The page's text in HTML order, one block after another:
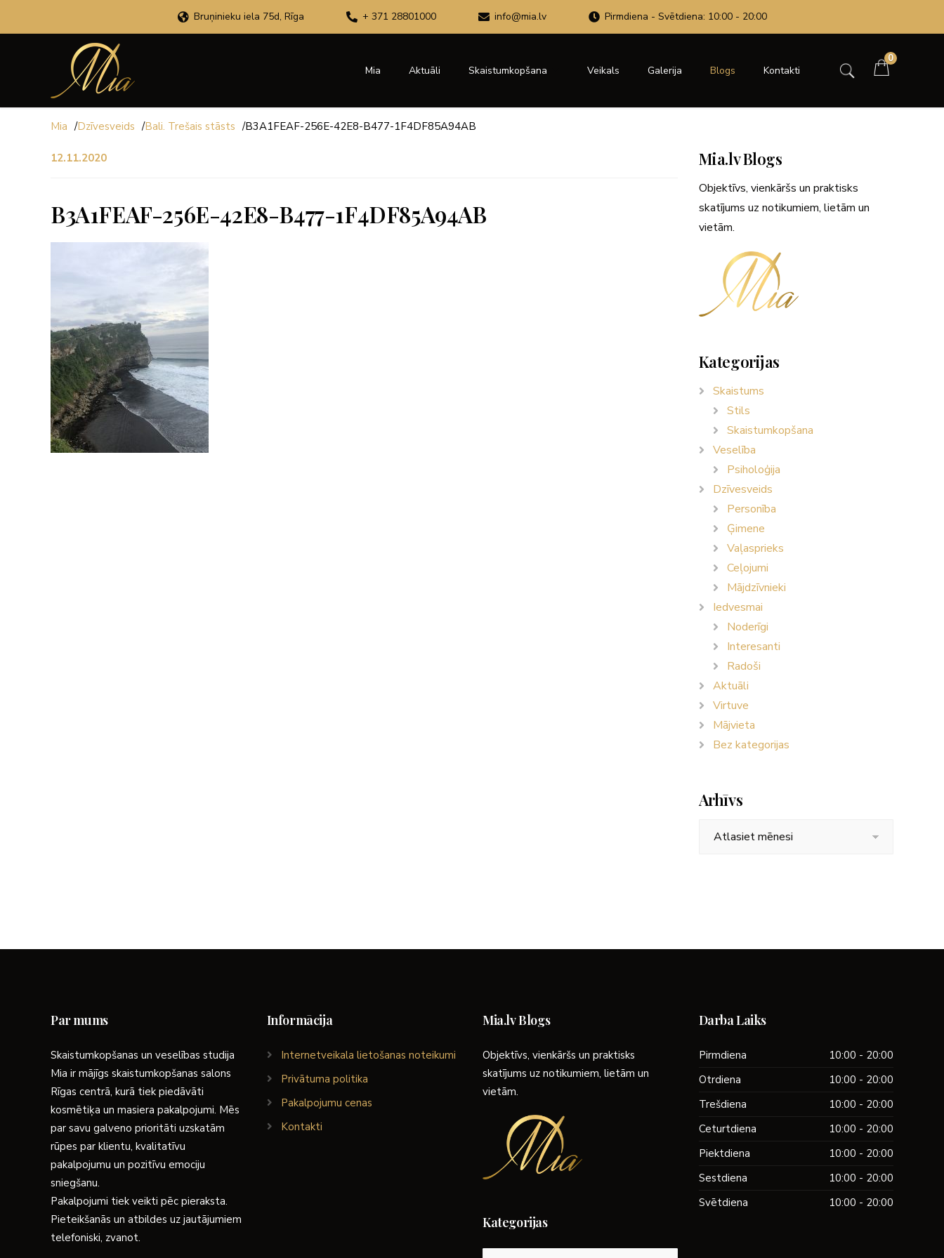
Bruņinieku iela 75d, Rīga + 371 28801000 info@mia.lv Pirmdiena - Svētdiena: 10:00 - 20:00
Mia Aktuāli Skaistumkopšana Veikals Galerija Blogs Kontakti
0
Mia /Dzīvesveids /Bali. Trešais stāsts /B3A1FEAF-256E-42E8-B477-1F4DF85A94AB
12.11.2020
B3A1FEAF-256E-42E8-B477-1F4DF85A94AB
Mia.lv Blogs
Objektīvs, vienkāršs un praktisks
skatījums uz notikumiem, lietām un
vietām.
Kategorijas
Skaistums
Stils
Skaistumkopšana
Veselība
Psiholoģija
Dzīvesveids
Personība
Ģimene
Vaļasprieks
Ceļojumi
Mājdzīvnieki
Iedvesmai
Noderīgi
Interesanti
Radoši
Aktuāli
Virtuve
Mājvieta
Bez kategorijas
Arhīvs
Par mums
Skaistumkopšanas un veselības studija
Mia ir mājīgs skaistumkopšanas salons
Rīgas centrā, kurā tiek piedāvāti
kosmētiķa un masiera pakalpojumi. Mēs
par savu galveno prioritāti uzskatām
rūpes par klientu, kvalitatīvu
pakalpojumu un pozitīvu emociju
sniegšanu.
Pakalpojumi tiek veikti pēc pieraksta.
Pieteikšanās un atbildes uz jautājumiem
telefoniski, zvanot.
Informācija
Internetveikala lietošanas noteikumi
Privātuma politika
Pakalpojumu cenas
Kontakti
Mia.lv Blogs
Objektīvs, vienkāršs un praktisks
skatījums uz notikumiem, lietām un
vietām.
Kategorijas
Darba Laiks
Pirmdiena
10:00 - 20:00
Otrdiena
10:00 - 20:00
Trešdiena
10:00 - 20:00
Ceturtdiena
10:00 - 20:00
Piektdiena
10:00 - 20:00
Sestdiena
10:00 - 20:00
Svētdiena
10:00 - 20:00